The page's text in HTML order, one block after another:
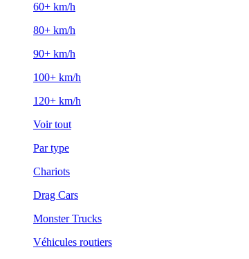
60+ km/h
80+ km/h
90+ km/h
100+ km/h
120+ km/h
Voir tout
Par type
Chariots
Drag Cars
Monster Trucks
Véhicules routiers